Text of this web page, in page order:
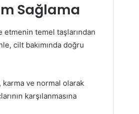
Sağlama
etmenin temel taşlarından
cilt bakımında doğru
ve normal olarak
karşılanmasına